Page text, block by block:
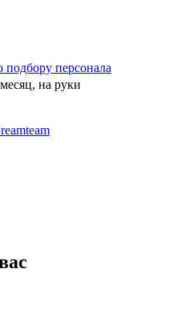
персонала
на руки